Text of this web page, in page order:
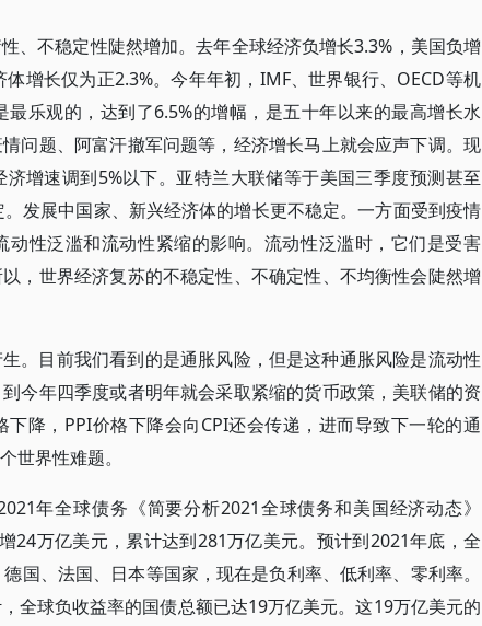
、不稳定性陡然增加。去年全球经济负增长3.3%，美国负增
增长仅为正2.3%。今年年初，IMF、世界银行、OECD等机
乐观的，达到了6.5%的增幅，是五十年以来的最高增长水
问题、阿富汗撤军问题等，经济增长马上就会应声下调。现
增速调到5%以下。亚特兰大联储等于美国三季度预测甚至
发展中国家、新兴经济体的增长更不稳定。一方面受到疫情
性泛滥和流动性紧缩的影响。流动性泛滥时，它们是受害
，世界经济复苏的不稳定性、不确定性、不均衡性会陡然增
。目前我们看到的是通胀风险，但是这种通胀风险是流动性
今年四季度或者明年就会采取紧缩的货币政策，美联储的资
降，PPI价格下降会向CPI还会传递，进而导致下一轮的通
世界性难题。
年全球债务《简要分析2021全球债务和美国经济动态》
24万亿美元，累计达到281万亿美元。预计到2021年底，全
国、法国、日本等国家，现在是负利率、低利率、零利率。
全球负收益率的国债总额已达19万亿美元。这19万亿美元的